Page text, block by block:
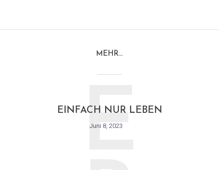
MEHR…
EINFACH NUR LEBEN
Juni 8, 2023
E